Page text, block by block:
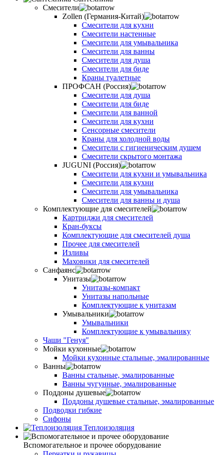
Смесители
Zollen (Германия-Китай)
Смесители для кухни
Смесители настенные
Смесители для умывальника
Смесители для ванны
Смесители для душа
Смесители для биде
Краны туалетные
ПРОФСАН (Россия)
Смесители для душа
Смесители для биде
Смесители для ванной
Смесители для кухни
Сенсорные смесители
Краны для холодной воды
Смесители с гигиеническим душем
Смесители скрытого монтажа
JUGUNI (Россия)
Смесители для кухни и умывальника
Смесители для кухни
Смесители для умывальника
Смесители для ванны и душа
Комплектующие для смесителей
Картриджи для смесителей
Кран-буксы
Комплектующие для смесителей душа
Прочее для смесителей
Изливы
Маховики для смесителей
Санфаянс
Унитазы
Унитазы-компакт
Унитазы напольные
Комплектующие к унитазам
Умывальники
Умывальники
Комплектующие к умывальнику
Чаши "Генуя"
Мойки кухонные
Мойки кухонные стальные, эмалированные
Ванны
Ванны стальные, эмалированные
Ванны чугунные, эмалированные
Поддоны душевые
Поддоны душевые стальные, эмалированные
Подводки гибкие
Сифоны
Теплоизоляция
Вспомогательное и прочее оборудование